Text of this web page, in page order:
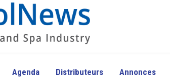
Agenda Distributeurs Annonces